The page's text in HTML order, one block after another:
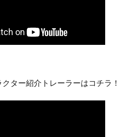
クター紹介トレーラーはコチラ！